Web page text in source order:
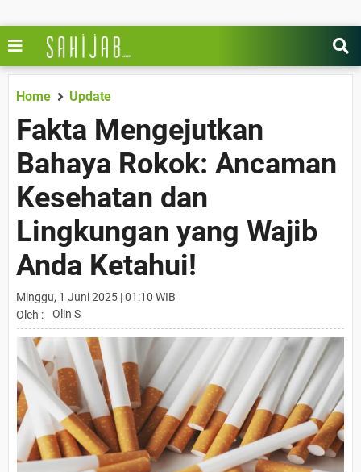
Home Update
Fakta Mengejutkan
Bahaya Rokok: Ancaman
Kesehatan dan
Lingkungan yang Wajib
Anda Ketahui!
Minggu, 1 Juni 2025 | 01:10 WIB
Oleh :
Olin S